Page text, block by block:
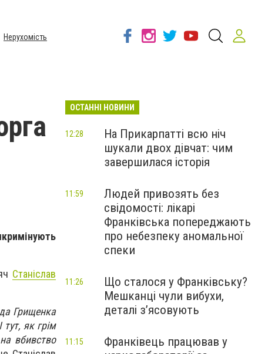
Нерухомість
Станіслав
Грищенка
як грім
вбивство
ОСТАННІ НОВИНИ
На Прикарпатті всю ніч
шукали двох дівчат: чим
завершилася історія
12:28
Людей привозять без
свідомості: лікарі
Франківська попереджають
про небезпеку аномальної
спеки
11:59
Що сталося у Франківську?
Мешканці чули вибухи,
деталі з’ясовують
11:26
Франківець працював у
11:15